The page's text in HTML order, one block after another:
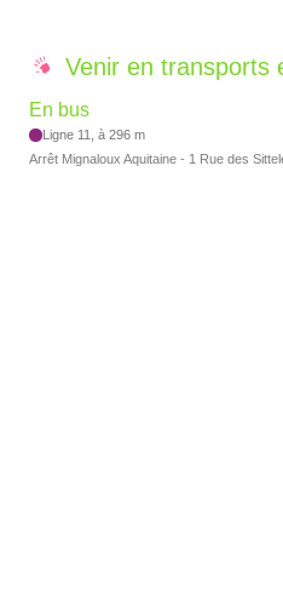
Venir en transports
En bus
Ligne 11, à 296 m
Arrêt Mignaloux Aquitaine - 1 Rue des